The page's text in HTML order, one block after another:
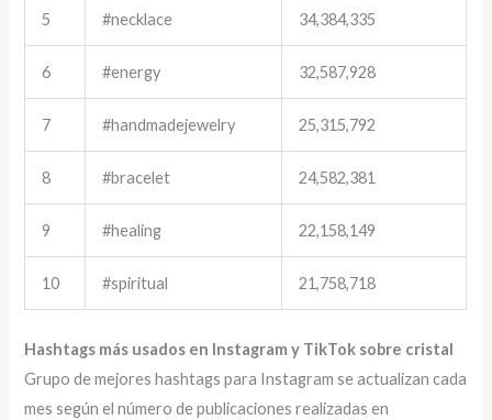
5 #necklace 34,384,335
6 #energy 32,587,928
7 #handmadejewelry 25,315,792
8 #bracelet 24,582,381
9 #healing 22,158,149
10 #spiritual 21,758,718
Hashtags más usados en Instagram y TikTok sobre cristal
Grupo de mejores hashtags para Instagram se actualizan cada
mes según el número de publicaciones realizadas en